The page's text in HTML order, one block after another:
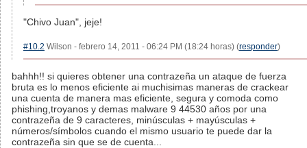
"Chivo Juan", jeje!
#10.2 Wilson - febrero 14, 2011 - 06:24 PM (18:24 horas) (responder)
bahhh!! si quieres obtener una contrazeña un ataque de fuerza
bruta es lo menos eficiente ai muchisimas maneras de crackear
una cuenta de manera mas eficiente, segura y comoda como
phishing,troyanos y demas malware 9 44530 años por una
contrazeña de 9 caracteres, minúsculas + mayúsculas +
números/símbolos cuando el mismo usuario te puede dar la
contrazeña sin que se de cuenta...